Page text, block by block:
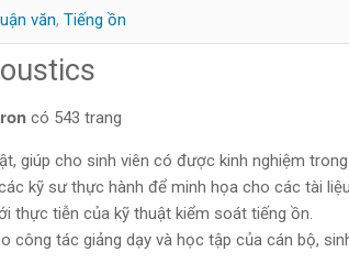
văn, Tiếng ồn
có 543 trang
giúp cho sinh viên có được kinh nghiệm
kỹ sư thực hành để minh họa cho các tài
thực tiễn của kỹ thuật kiểm soát tiếng ồn.
tác giảng dạy và học tập của cán bộ,